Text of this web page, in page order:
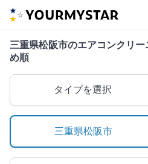
三重県松阪市のエアコンクリ
め順
タイプを選択
三重県松阪市